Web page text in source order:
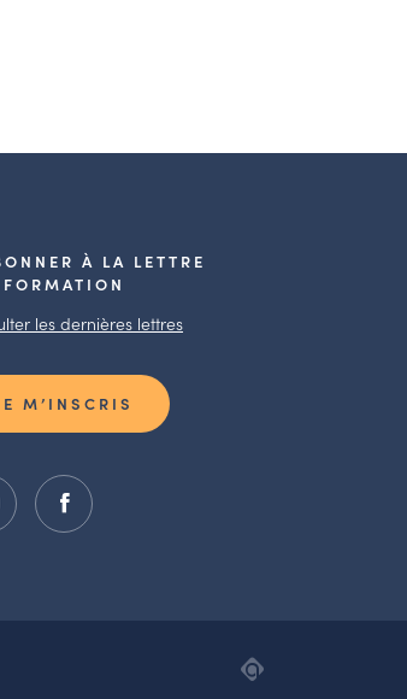
À LA LETTRE
les dernières lettres
M’INSCRIS